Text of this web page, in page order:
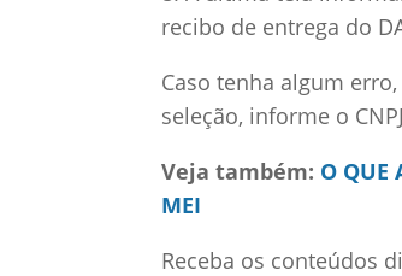
recibo de entrega do
Caso tenha algum
seleção, informe o
Veja também: O QUE
MEI
Receba os conteúdos